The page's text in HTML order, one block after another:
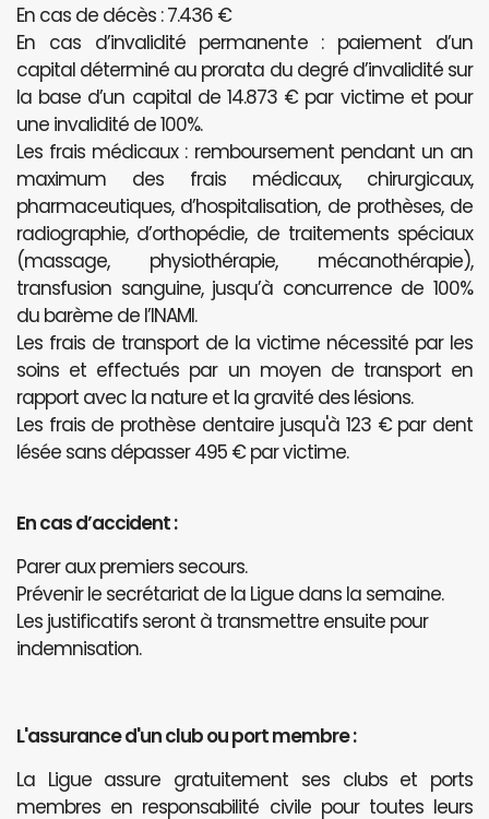
En cas de décès : 7.436 €
En cas d’invalidité permanente : paiement d’un
capital déterminé au prorata du degré d’invalidité sur
la base d’un capital de 14.873 € par victime et pour
une invalidité de 100%.
Les frais médicaux : remboursement pendant un an
maximum des frais médicaux, chirurgicaux,
pharmaceutiques, d’hospitalisation, de prothèses, de
radiographie, d’orthopédie, de traitements spéciaux
(massage, physiothérapie, mécanothérapie),
transfusion sanguine, jusqu’à concurrence de 100%
du barème de l’INAMI.
Les frais de transport de la victime nécessité par les
soins et effectués par un moyen de transport en
rapport avec la nature et la gravité des lésions.
Les frais de prothèse dentaire jusqu'à 123 € par dent
lésée sans dépasser 495 € par victime.
En cas d’accident :
Parer aux premiers secours.
Prévenir le secrétariat de la Ligue dans la semaine.
Les justificatifs seront à transmettre ensuite pour
indemnisation.
L'assurance d'un club ou port membre :
La Ligue assure gratuitement ses clubs et ports
membres en responsabilité civile pour toutes leurs